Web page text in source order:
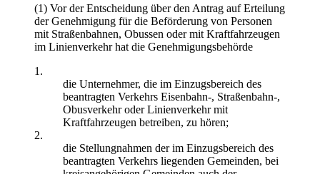
(1) Vor der Entscheidung über den Antrag auf Erteilung
der Genehmigung für die Beförderung von Personen
mit Straßenbahnen, Obussen oder mit Kraftfahrzeugen
im Linienverkehr hat die Genehmigungsbehörde
1.
die Unternehmer, die im Einzugsbereich des
beantragten Verkehrs Eisenbahn-, Straßenbahn-,
Obusverkehr oder Linienverkehr mit
Kraftfahrzeugen betreiben, zu hören;
2.
die Stellungnahmen der im Einzugsbereich des
beantragten Verkehrs liegenden Gemeinden, bei